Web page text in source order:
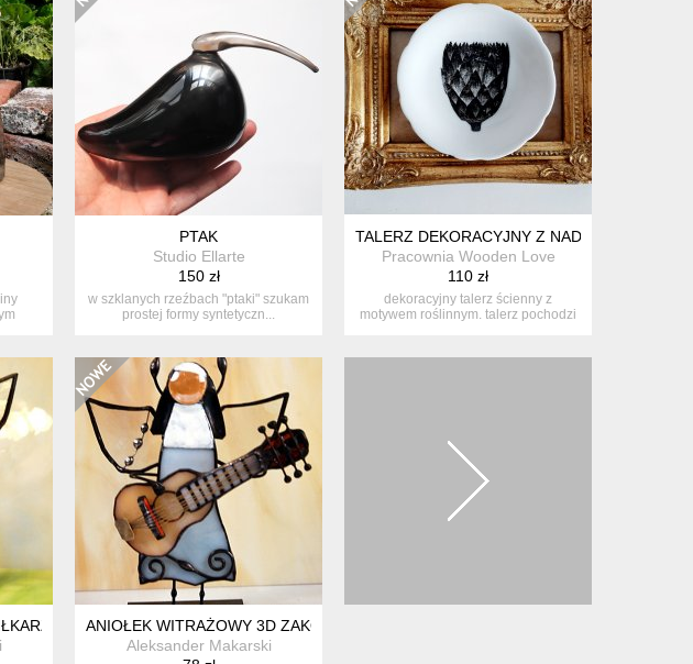
DLA NOWOŻEŃCÓW, PERSONALIZOWANY Z MOTYWEM GÓR, PIĘKNA PAMIĄTKA I
PTAK
Studio Ellarte
150 zł
w szklanych rzeźbach "ptaki" szukam
prostej formy syntetyczn...
TALERZ DEKORACYJNY Z NADRUKIEM
Pracownia Wooden Love
110 zł
dekoracyjny talerz ścienny z
motywem roślinnym. talerz pochodzi
ANIOŁEK WITRAŻOWY 3D ZAKONNICA Z GITARĄ
Aleksander Makarski